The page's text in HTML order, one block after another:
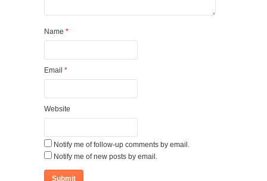
Name *
Email *
Website
Notify me of follow-up comments by email.
Notify me of new posts by email.